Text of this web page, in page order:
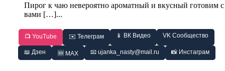
Пирог к чаю невероятно ароматный и вкусный готовим с
вами […]...
📺 YouTube ✉️ Телеграм 📱 ВК Видео VK Сообщество
📖 Дзен 🆕 MAX 📧 ujanka_nasty@mail.ru 📸 Инстаграм